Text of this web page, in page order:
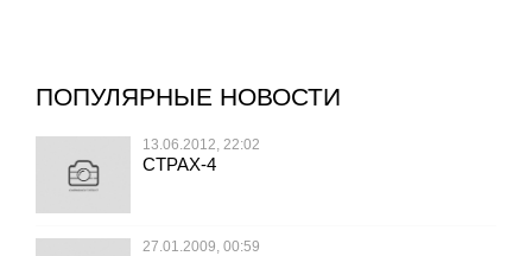
ПОПУЛЯРНЫЕ НОВОСТИ
13.06.2012, 22:02
СТРАХ-4
27.01.2009, 00:59